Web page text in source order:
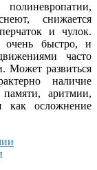
снижается
и чулок.
очень быстро, и
часто
Может развиться
наличие
аритмии,
как осложнение